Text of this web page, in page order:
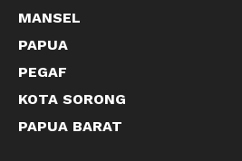
MANSEL
PAPUA
PEGAF
KOTA SORONG
PAPUA BARAT